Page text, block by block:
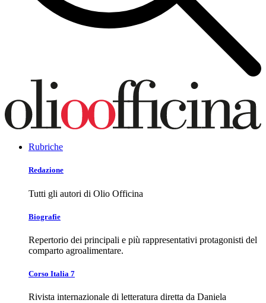
Rubriche
Redazione
Tutti gli autori di Olio Officina
Biografie
Repertorio dei principali e più rappresentativi protagonisti del
comparto agroalimentare.
Corso Italia 7
Rivista internazionale di letteratura diretta da Daniela